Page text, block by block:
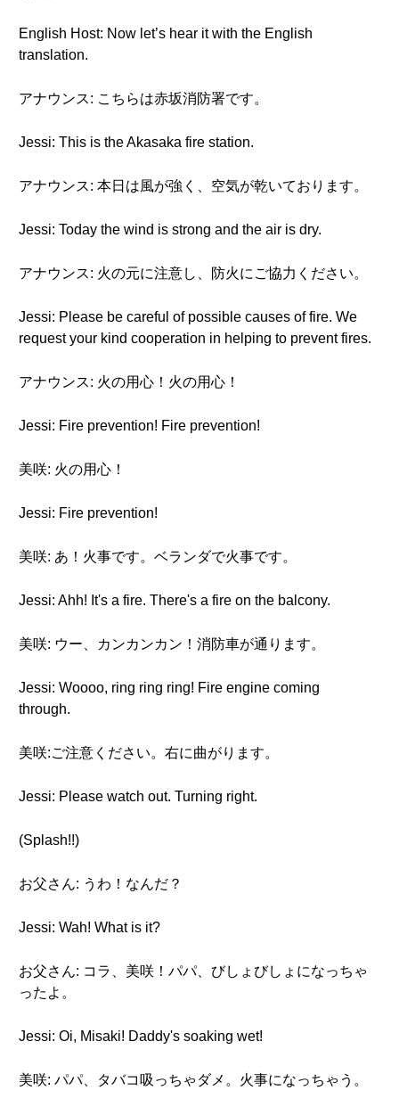
English Host: Now let’s hear it with the English
translation.
アナウンス: こちらは赤坂消防署です。
Jessi: This is the Akasaka fire station.
アナウンス: 本日は風が強く、空気が乾いております。
Jessi: Today the wind is strong and the air is dry.
アナウンス: 火の元に注意し、防火にご協力ください。
Jessi: Please be careful of possible causes of fire. We
request your kind cooperation in helping to prevent fires.
アナウンス: 火の用心！火の用心！
Jessi: Fire prevention! Fire prevention!
美咲: 火の用心！
Jessi: Fire prevention!
美咲: あ！火事です。ベランダで火事です。
Jessi: Ahh! It's a fire. There's a fire on the balcony.
美咲: ウー、カンカンカン！消防車が通ります。
Jessi: Woooo, ring ring ring! Fire engine coming
through.
美咲:ご注意ください。右に曲がります。
Jessi: Please watch out. Turning right.
(Splash!!)
お父さん: うわ！なんだ？
Jessi: Wah! What is it?
お父さん: コラ、美咲！パパ、びしょびしょになっちゃ
ったよ。
Jessi: Oi, Misaki! Daddy's soaking wet!
美咲: パパ、タバコ吸っちゃダメ。火事になっちゃう。